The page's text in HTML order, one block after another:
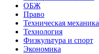
ОБЖ
Право
Техническая механика
Технология
Физкультура и спорт
Экономика